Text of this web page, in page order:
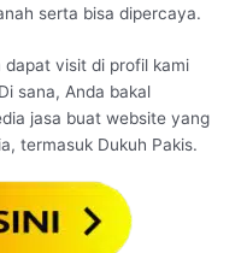
serta bisa dipercaya.
dapat visit di profil kami
sana, Anda bakal
jasa buat website yang
termasuk Dukuh Pakis.